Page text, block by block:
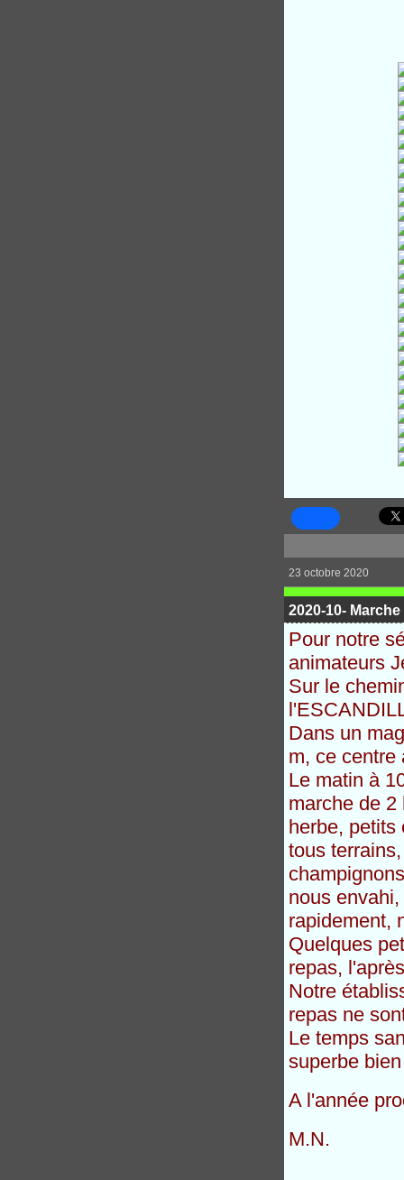
23 octobre 2020
2020-10-
Pour notre
animateurs
Sur le
Dans un
m, ce
Le matin à
marche de
herbe, petits
tous
nous
rapidement,
Quelques
repas,
Notre
repas ne
Le temps
superbe
A l'année
M.N.